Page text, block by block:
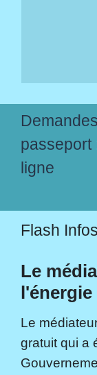
passeport
ligne
Flash Infos
Le
l'énergie
Le
gratuit qui a